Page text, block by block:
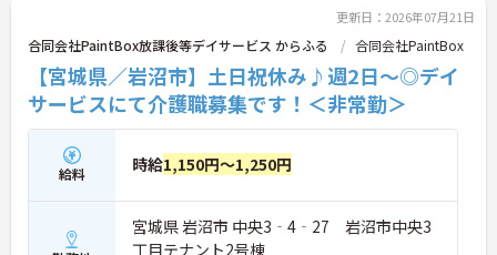
更新日：2026年07月21日
合同会社PaintBox放課後等デイサービス からふる 合同会社PaintBox
【宮城県／岩沼市】土日祝休み♪週2日～◎デイ
サービスにて介護職募集です！＜非常勤＞
給料 時給1,150円～1,250円
宮城県 岩沼市 中央3‐4‐27 岩沼市中央3
丁目テナント2号棟